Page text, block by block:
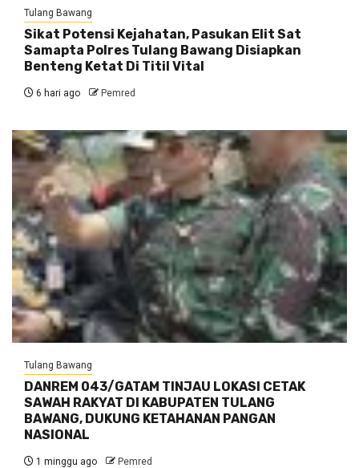
Tulang Bawang
Sikat Potensi Kejahatan, Pasukan Elit Sat
Samapta Polres Tulang Bawang Disiapkan
Benteng Ketat Di Titil Vital
6 hari ago Pemred
Tulang Bawang
DANREM 043/GATAM TINJAU LOKASI CETAK
SAWAH RAKYAT DI KABUPATEN TULANG
BAWANG, DUKUNG KETAHANAN PANGAN
NASIONAL
1 minggu ago Pemred